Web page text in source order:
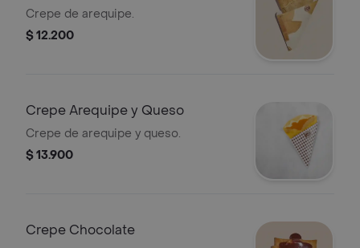
Crepe de arequipe.
$ 12.200
Crepe Arequipe y Queso
Crepe de arequipe y queso.
$ 13.900
Crepe Chocolate